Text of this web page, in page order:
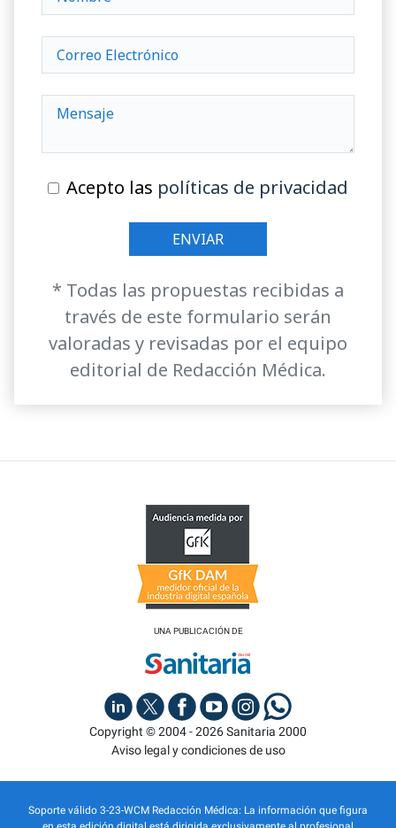
Acepto las políticas de privacidad
* Todas las propuestas recibidas a
través de este formulario serán
valoradas y revisadas por el equipo
editorial de Redacción Médica.
UNA PUBLICACIÓN DE
Copyright © 2004 - 2026 Sanitaria 2000
Aviso legal y condiciones de uso
Soporte válido 3-23-WCM Redacción Médica: La información que figura